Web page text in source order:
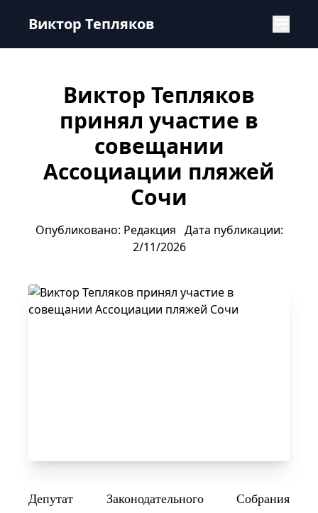
Виктор Тепляков
Виктор Тепляков
принял участие в
совещании
Ассоциации пляжей
Сочи
Опубликовано: Редакция Дата публикации:
2/11/2026
Депутат Законодательного Собрания